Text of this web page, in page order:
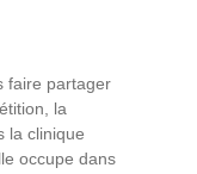
faire partager
la
la clinique
occupe dans